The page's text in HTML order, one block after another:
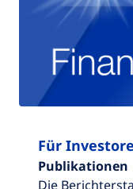
Für
Publikationen
Die